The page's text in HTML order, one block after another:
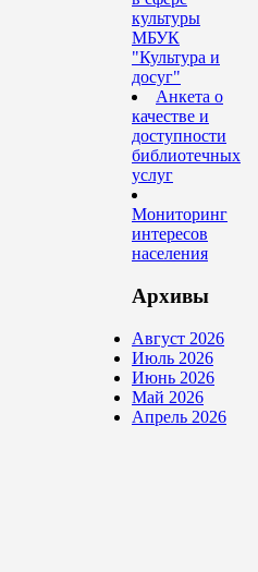
культуры
МБУК
"Культура и
досуг"
Анкета о
качестве и
доступности
библиотечных
услуг
Мониторинг
интересов
населения
Архивы
Август 2026
Июль 2026
Июнь 2026
Май 2026
Апрель 2026